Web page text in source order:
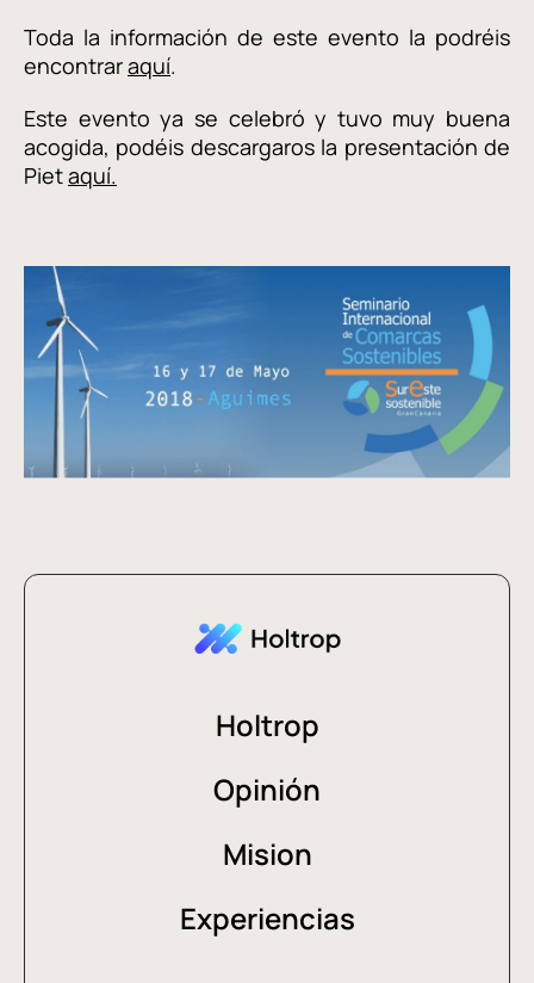
Toda la información de este evento la podréis
encontraraquí.
Este evento ya se celebró y tuvo muy buena
acogida, podéis descargaros la presentación de
Pietaquí.
Holtrop
Opinión
Mision
Experiencias